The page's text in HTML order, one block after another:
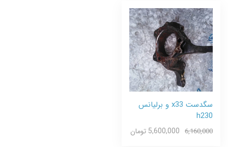
سگدست x33 و برلیانس
h230
6,160,000 5,600,000 تومان